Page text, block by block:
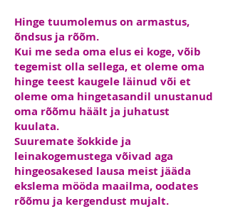
Hinge tuumolemus on armastus,
õndsus ja rõõm.
Kui me seda oma elus ei koge, võib
tegemist olla sellega, et oleme oma
hinge teest kaugele läinud või et
oleme oma hingetasandil unustanud
oma rõõmu häält ja juhatust
kuulata.
Suuremate šokkide ja
leinakogemustega võivad aga
hingeosakesed lausa meist jääda
ekslema mööda maailma, oodates
rõõmu ja kergendust mujalt.